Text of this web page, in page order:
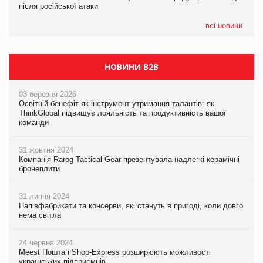
після російської атаки
всі новини
Сергій Лісунов про заморожені хлібобулочні вироби на
після російської атаки
НОВИНИ B2B
03 березня 2026
Освітній бенефіт як інструмент утримання талантів: як
ThinkGlobal підвищує лояльність та продуктивність вашої
команди
31 жовтня 2024
Компанія Rarog Tactical Gear презентувала надлегкі керамічні
бронеплити
31 липня 2024
Напівфабрикати та консерви, які стануть в пригоді, коли довго
нема світла
24 червня 2024
Meest Пошта і Shop-Express розширюють можливості
українських підприємців